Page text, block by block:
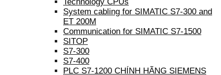
System cabling for SIMATIC S7-300 and
ET 200M
Communication for SIMATIC S7-1500
SITOP
S7-300
S7-400
PLC S7-1200 CHÍNH HÃNG SIEMENS